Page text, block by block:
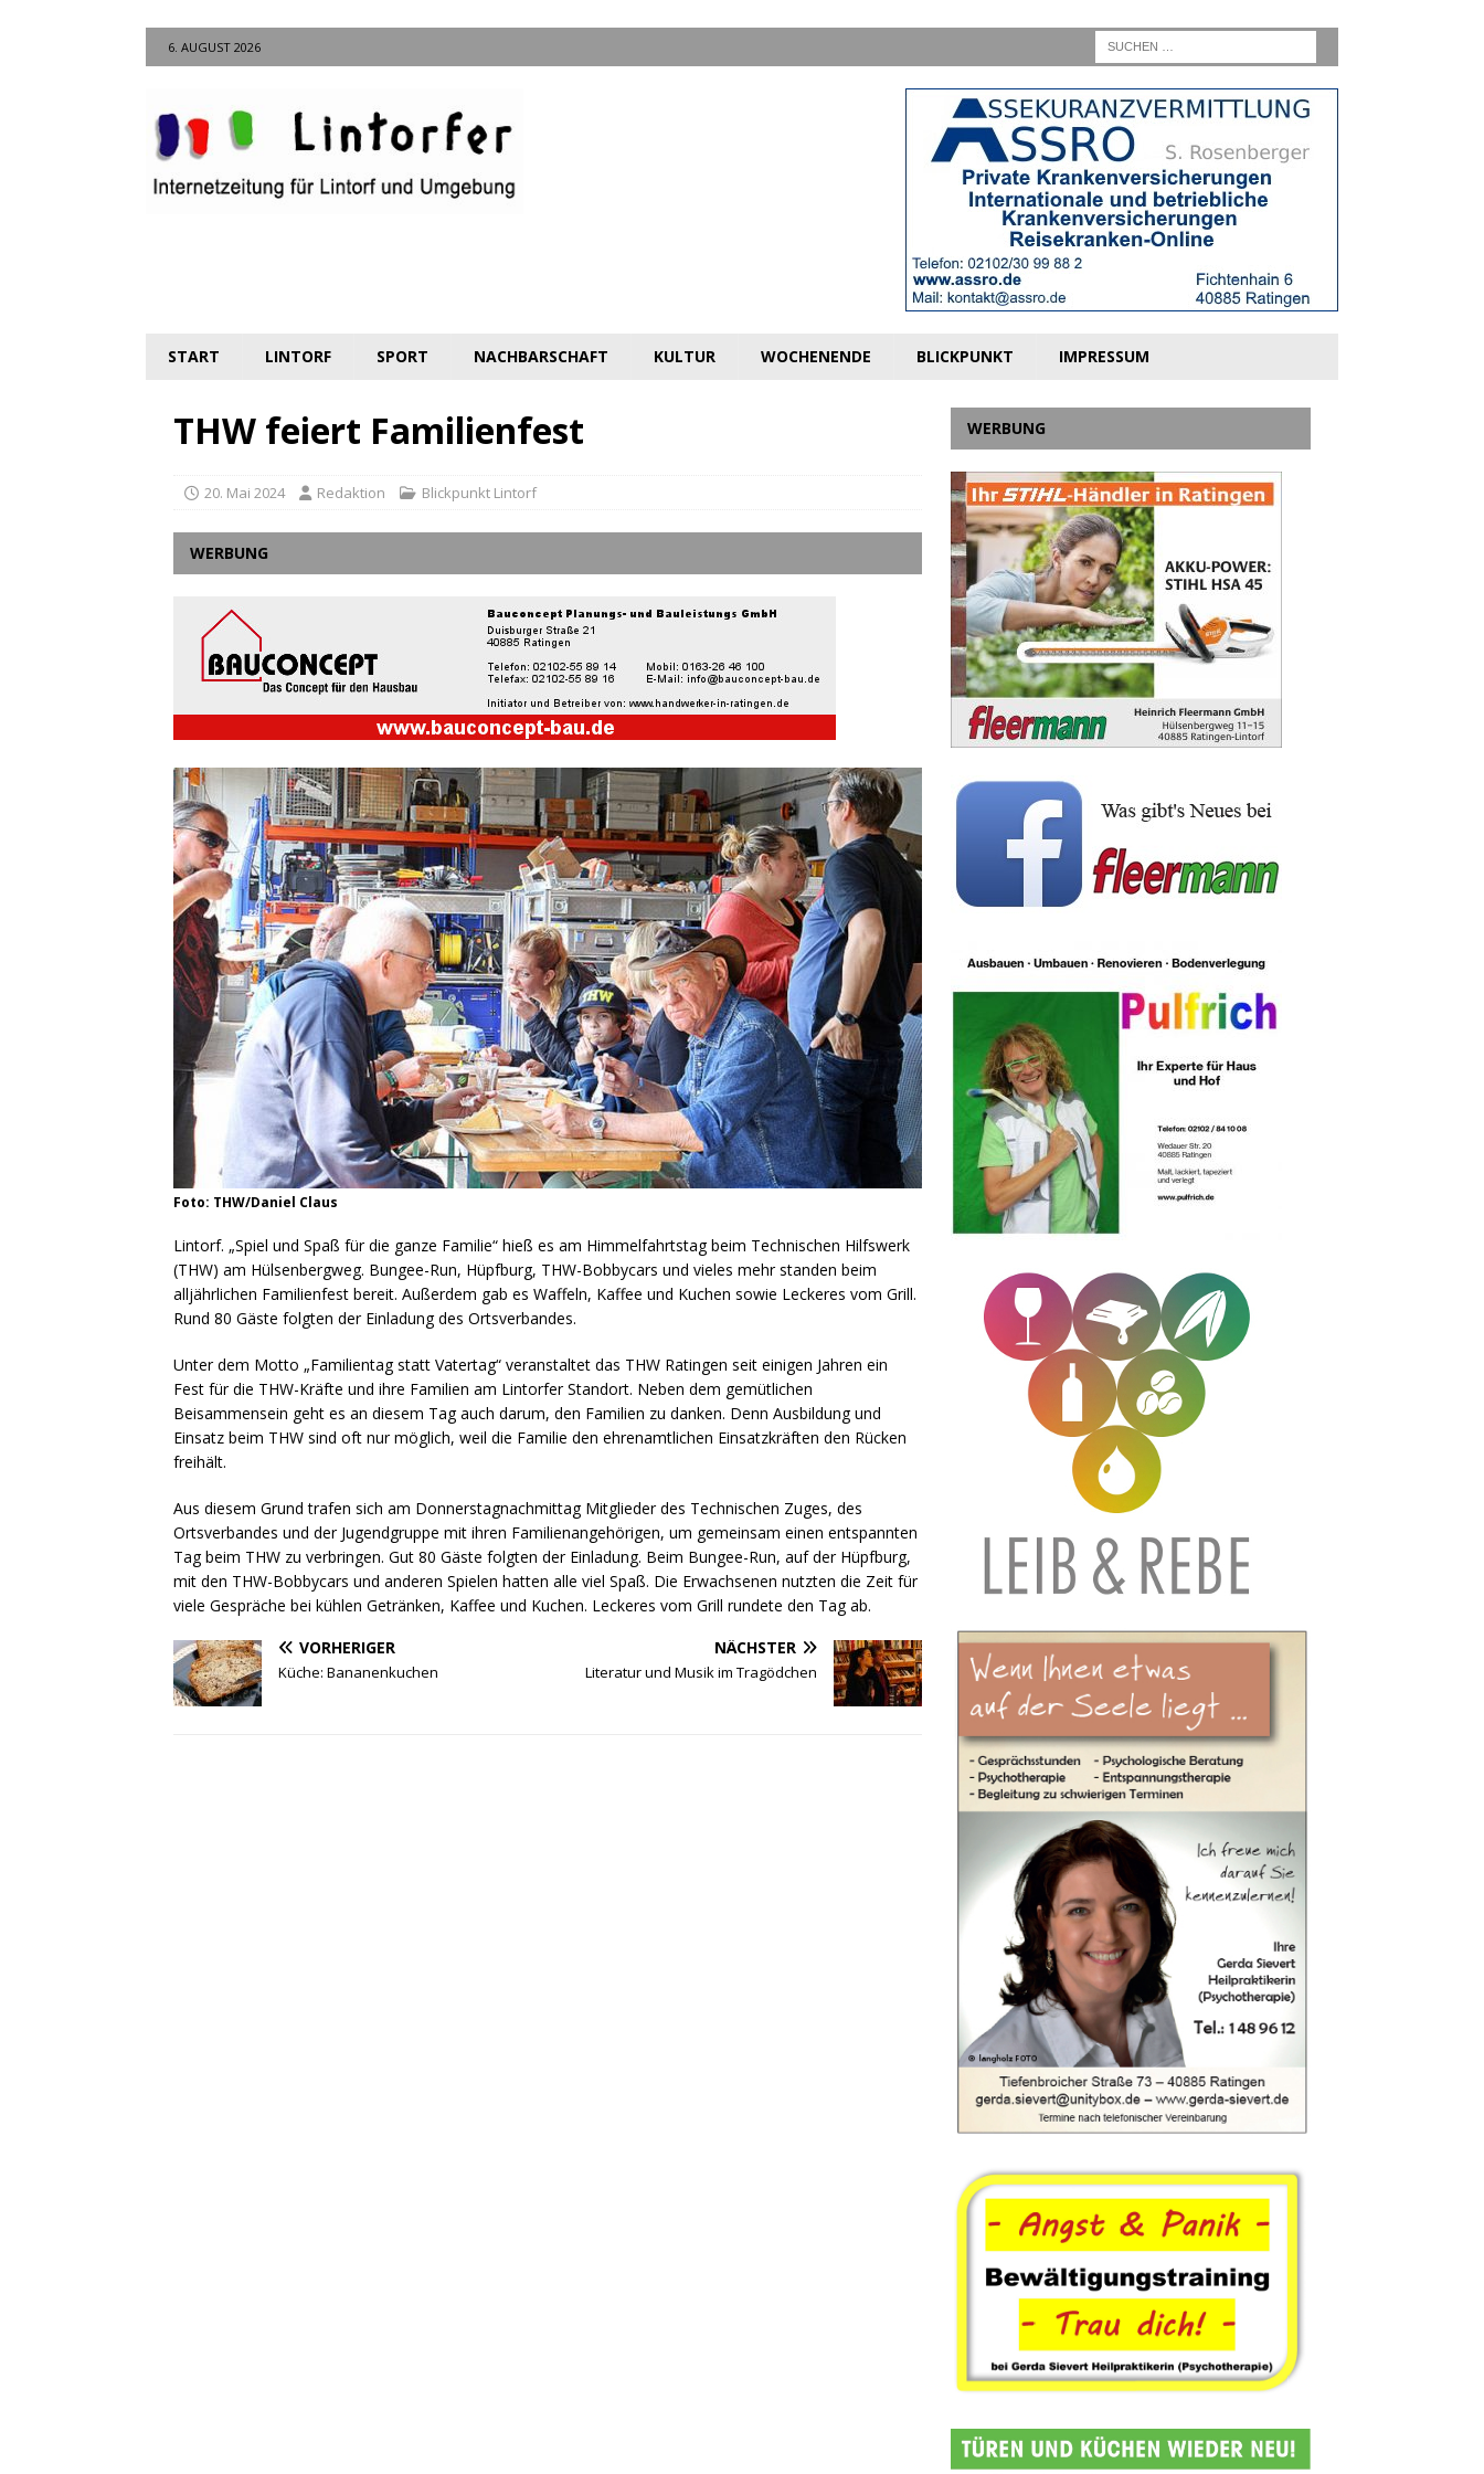
6. AUGUST 2026
START LINTORF SPORT NACHBARSCHAFT KULTUR WOCHENENDE BLICKPUNKT IMPRESSUM
THW feiert Familienfest
20. Mai 2024 Redaktion Blickpunkt Lintorf
WERBUNG
Foto: THW/Daniel Claus
Lintorf. „Spiel und Spaß für die ganze Familie“ hieß es am Himmelfahrtstag beim Technischen Hilfswerk
(THW) am Hülsenbergweg. Bungee-Run, Hüpfburg, THW-Bobbycars und vieles mehr standen beim
alljährlichen Familienfest bereit. Außerdem gab es Waffeln, Kaffee und Kuchen sowie Leckeres vom Grill.
Rund 80 Gäste folgten der Einladung des Ortsverbandes.
Unter dem Motto „Familientag statt Vatertag“ veranstaltet das THW Ratingen seit einigen Jahren ein
Fest für die THW-Kräfte und ihre Familien am Lintorfer Standort. Neben dem gemütlichen
Beisammensein geht es an diesem Tag auch darum, den Familien zu danken. Denn Ausbildung und
Einsatz beim THW sind oft nur möglich, weil die Familie den ehrenamtlichen Einsatzkräften den Rücken
freihält.
Aus diesem Grund trafen sich am Donnerstagnachmittag Mitglieder des Technischen Zuges, des
Ortsverbandes und der Jugendgruppe mit ihren Familienangehörigen, um gemeinsam einen entspannten
Tag beim THW zu verbringen. Gut 80 Gäste folgten der Einladung. Beim Bungee-Run, auf der Hüpfburg,
mit den THW-Bobbycars und anderen Spielen hatten alle viel Spaß. Die Erwachsenen nutzten die Zeit für
viele Gespräche bei kühlen Getränken, Kaffee und Kuchen. Leckeres vom Grill rundete den Tag ab.
VORHERIGER
Küche: Bananenkuchen
NÄCHSTER
Literatur und Musik im Tragödchen
WERBUNG